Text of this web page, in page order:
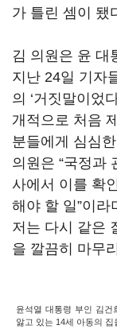
가 틀린 셈이 됐
김 의원은 윤 대
지난 24일 기자
의 ‘거짓말이었
개적으로 처음
분들에게 심심
의원은 “국정과
사에서 이를 확
해야 할 일”이라
저는 다시 같은
을 깔끔히 마무
윤석열 대통령 부인 김건
앓고 있는 14세 아동의